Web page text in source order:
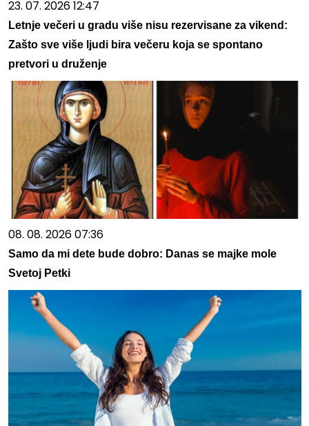
23. 07. 2026 12:47
Letnje večeri u gradu više nisu rezervisane za vikend:
Zašto sve više ljudi bira večeru koja se spontano
pretvori u druženje
08. 08. 2026 07:36
Samo da mi dete bude dobro: Danas se majke mole
Svetoj Petki